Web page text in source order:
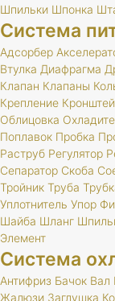
Шпильки Шпонка
Система
Адсорбер
Втулка Диафрагма
Клапан Клапаны
Крепление
Облицовка
Поплавок Пробка
Раструб Регулятор
Сепаратор Скоба
Тройник Труба
Уплотнитель Упор
Шайба Шланг
Элемент
Система
Антифриз Бачок Вал
Жалюзи Заглушка